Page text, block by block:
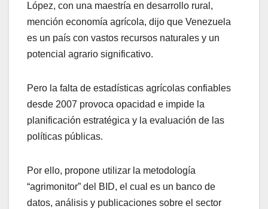
López, con una maestría en desarrollo rural,
mención economía agrícola, dijo que Venezuela
es un país con vastos recursos naturales y un
potencial agrario significativo.
Pero la falta de estadísticas agrícolas confiables
desde 2007 provoca opacidad e impide la
planificación estratégica y la evaluación de las
políticas públicas.
Por ello, propone utilizar la metodología
“agrimonitor” del BID, el cual es un banco de
datos, análisis y publicaciones sobre el sector